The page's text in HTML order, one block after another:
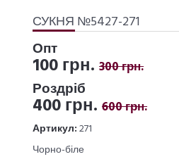
СУКНЯ №5427-271
Опт
100 грн. 300 грн.
Роздріб
400 грн. 600 грн.
Артикул:271
Чорно-біле